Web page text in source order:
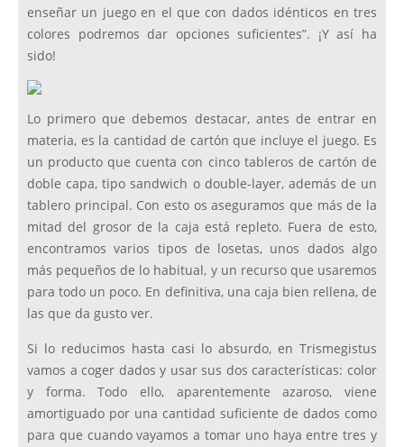
enseñar un juego en el que con dados idénticos en tres
colores podremos dar opciones suficientes”. ¡Y así ha
sido!
Lo primero que debemos destacar, antes de entrar en
materia, es la cantidad de cartón que incluye el juego. Es
un producto que cuenta con cinco tableros de cartón de
doble capa, tipo sandwich o double-layer, además de un
tablero principal. Con esto os aseguramos que más de la
mitad del grosor de la caja está repleto. Fuera de esto,
encontramos varios tipos de losetas, unos dados algo
más pequeños de lo habitual, y un recurso que usaremos
para todo un poco. En definitiva, una caja bien rellena, de
las que da gusto ver.
Si lo reducimos hasta casi lo absurdo, en Trismegistus
vamos a coger dados y usar sus dos características: color
y forma. Todo ello, aparentemente azaroso, viene
amortiguado por una cantidad suficiente de dados como
para que cuando vayamos a tomar uno haya entre tres y